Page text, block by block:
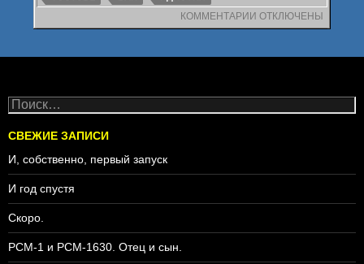
КОММЕНТАРИИ К
ЗАПИСИ
АБСУРДА
ОТКЛЮЧЕНЫ
Н
й
и
:
СВЕЖИЕ ЗАПИСИ
И, собственно, первый запуск
И год спустя
Скоро.
PCM-1 и PCM-1630. Отец и сын.